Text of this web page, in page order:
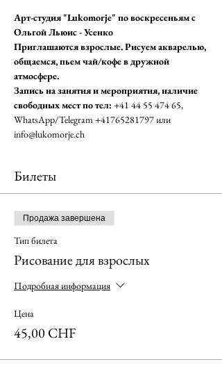
Арт-студия "Lukomorje" по воскресеньям с
Ольгой Льюис - Усенко
Приглашаются взрослые. Рисуем акварелью,
общаемся, пьем чай/кофе в дружной
атмосфере.
Запись на занятия и мероприятия, наличие
свободных мест по тел: +41 44 55 474 65,
WhatsApp/Telegram +41765281797 или
info@lukomorje.ch
Билеты
Продажа завершена
Тип билета
Рисование для взрослых
Подробная информация
Цена
45,00 CHF